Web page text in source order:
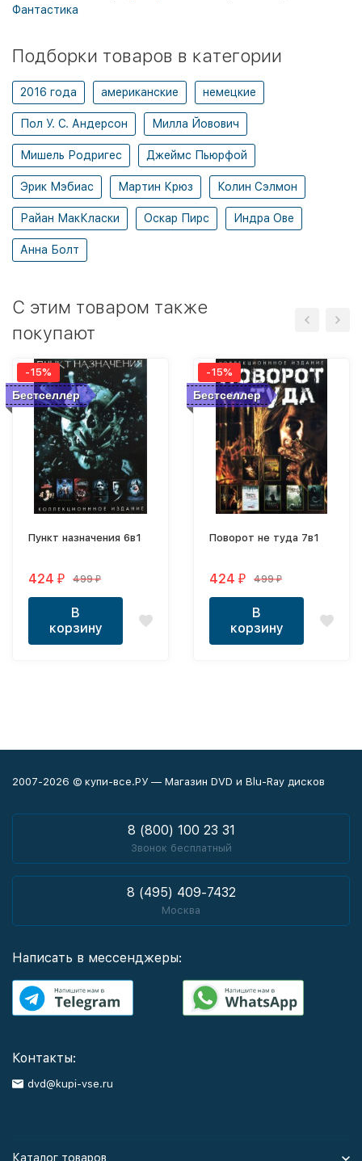
Фантастика
Подборки товаров в категории
2016 года американские немецкие
Пол У. С. Андерсон Милла Йовович
Мишель Родригес Джеймс Пьюрфой
Эрик Мэбиас Мартин Крюз Колин Сэлмон
Райан МакКласки Оскар Пирс Индра Ове
Анна Болт
C этим товаром также
покупают
Бестселлер
-15%
Пункт назначения 6в1
424 ₽ 499₽
В
корзину
Бестселлер
-15%
Поворот не туда 7в1
424 ₽ 499₽
В
корзину
2007-2026 © купи-все.РУ — Магазин DVD и Blu-Ray дисков
8 (800) 100 23 31
Звонок бесплатный
8 (495) 409-7432
Москва
Написать в мессенджеры:
Контакты:
dvd@kupi-vse.ru
Каталог товаров